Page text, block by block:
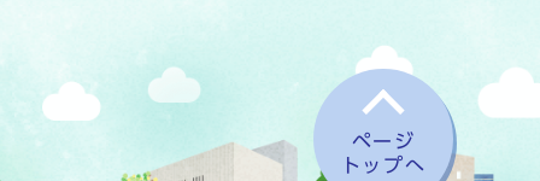
ページ
トップへ